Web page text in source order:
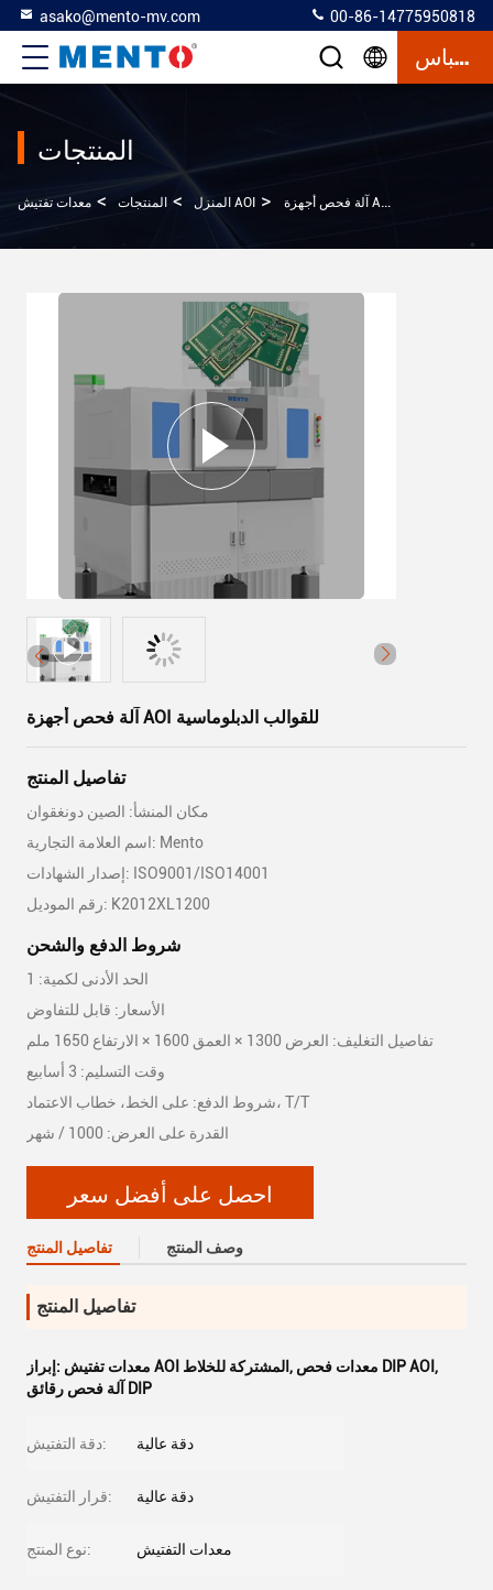
asako@mento-mv.com 00-86-14775950818
إقتباس
المنتجات
المنزل > المنتجات > معدات تفتيش AOI >
آلة فحص أجهزة AOI للقوالب الدبلوماسية
تفاصيل المنتج
مكان المنشأ: الصين دونغقوان
اسم العلامة التجارية: Mento
إصدار الشهادات: ISO9001/ISO14001
رقم الموديل: K2012XL1200
شروط الدفع والشحن
الحد الأدنى لكمية: 1
الأسعار: قابل للتفاوض
تفاصيل التغليف: العرض 1300 × العمق 1600 × الارتفاع 1650 ملم
وقت التسليم: 3 أسابيع
شروط الدفع: على الخط، خطاب الاعتماد، T/T
القدرة على العرض: 1000 / شهر
احصل على أفضل سعر
تفاصيل المنتج وصف المنتج
تفاصيل المنتج
إبراز: معدات تفتيش AOI المشتركة للخلاط , معدات فحص DIP AOI ,
آلة فحص رقائق DIP
دقة التفتيش: دقة عالية
قرار التفتيش: دقة عالية
نوع المنتج: معدات التفتيش